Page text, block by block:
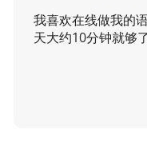
我喜欢在线做我的
天大约10分钟就够